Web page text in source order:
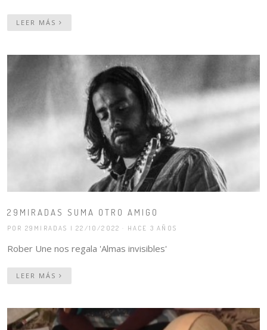
LEER MÁS
29MIRADAS SUMA OTRO AMIGO
POR 29MIRADAS | 22/10/2022 · HACE 3 AÑOS
Rober Une nos regala 'Almas invisibles'
LEER MÁS